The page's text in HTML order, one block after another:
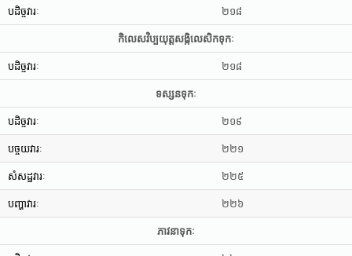
បដិច្ចវារៈ ២១៨
កិលេសវិប្បយុត្តសង្កិលេសិកទុកៈ
បដិច្ចវារៈ ២១៨
ទស្សនទុកៈ
បដិច្ចវារៈ ២១៩
បច្ចយវារៈ ២២១
សំសដ្ឋវារៈ ២២៥
បញ្ហាវារៈ ២២៦
ភាវនាទុកៈ